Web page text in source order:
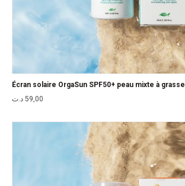
Écran solaire OrgaSun SPF50+ peau mixte à grasse
59,00 د.ت